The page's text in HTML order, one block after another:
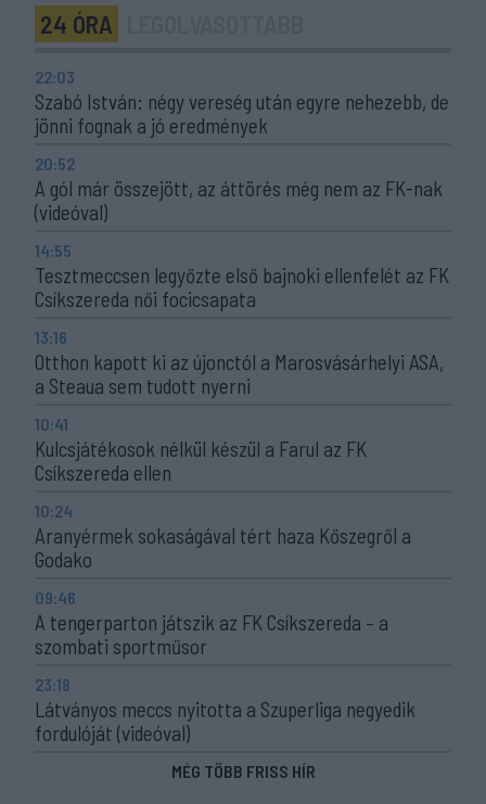
24 ÓRA
22:03
Szabó István: négy vereség után egyre nehezebb, de
jönni fognak a jó eredmények
20:52
A gól már összejött, az áttörés még nem az FK-nak
(videóval)
14:55
Tesztmeccsen legyőzte első bajnoki ellenfelét az FK
Csíkszereda női focicsapata
13:16
Otthon kapott ki az újonctól a Marosvásárhelyi ASA,
a Steaua sem tudott nyerni
10:41
Kulcsjátékosok nélkül készül a Farul az FK
Csíkszereda ellen
10:24
Aranyérmek sokaságával tért haza Kőszegről a
Godako
09:46
A tengerparton játszik az FK Csíkszereda – a
szombati sportműsor
23:18
Látványos meccs nyitotta a Szuperliga negyedik
fordulóját (videóval)
MÉG TÖBB FRISS HÍR